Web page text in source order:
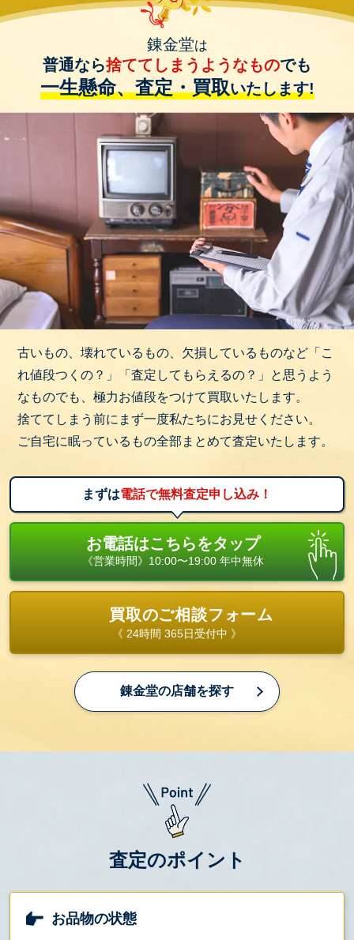
錬金堂は
普通なら捨ててしまうようなものでも
一生懸命、査定・買取いたします!
古いもの、壊れているもの、欠損しているものなど「こ
れ値段つくの？」「査定してもらえるの？」と思うよう
なものでも、極力お値段をつけて買取いたします。
捨ててしまう前にまず一度私たちにお見せください。
ご自宅に眠っているもの全部まとめて査定いたします。
まずは電話で無料査定申し込み！
お電話はこちらをタップ
《営業時間》10:00〜19:00 年中無休
買取のご相談フォーム
《 24時間 365日受付中 》
錬金堂の店舗を探す
査定のポイント
お品物の状態